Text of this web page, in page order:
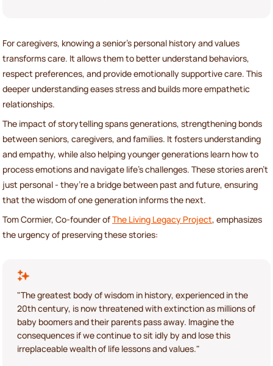
For caregivers, knowing a senior’s personal history and values
transforms care. It allows them to better understand behaviors,
respect preferences, and provide emotionally supportive care. This
deeper understanding eases stress and builds more empathetic
relationships.
The impact of storytelling spans generations, strengthening bonds
between seniors, caregivers, and families. It fosters understanding
and empathy, while also helping younger generations learn how to
process emotions and navigate life’s challenges. These stories aren’t
just personal - they’re a bridge between past and future, ensuring
that the wisdom of one generation informs the next.
Tom Cormier, Co-founder ofThe Living Legacy Project, emphasizes
the urgency of preserving these stories:
"The greatest body of wisdom in history, experienced in the
20th century, is now threatened with extinction as millions of
baby boomers and their parents pass away. Imagine the
consequences if we continue to sit idly by and lose this
irreplaceable wealth of life lessons and values."